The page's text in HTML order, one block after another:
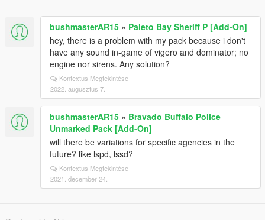
bushmasterAR15 » Paleto Bay Sheriff P [Add-On]
hey, there is a problem with my pack because i don't
have any sound in-game of vigero and dominator; no
engine nor sirens. Any solution?
Kontextus Megtekintése
2022. augusztus 7.
bushmasterAR15 » Bravado Buffalo Police
Unmarked Pack [Add-On]
will there be variations for specific agencies in the
future? like lspd, lssd?
Kontextus Megtekintése
2021. december 24.